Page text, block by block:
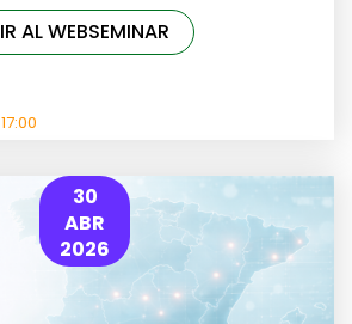
17:00
IR AL WEBSEMINAR
30
ABR
2026